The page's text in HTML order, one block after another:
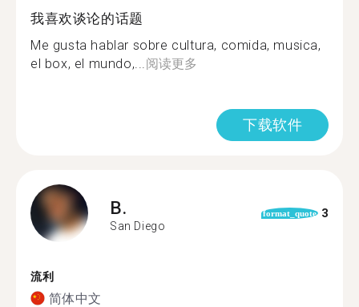
我喜欢谈论的话题
Me gusta hablar sobre cultura, comida, musica,
el box, el mundo,...阅读更多
下载软件
B.
San Diego
format_quote 3
流利
简体中文